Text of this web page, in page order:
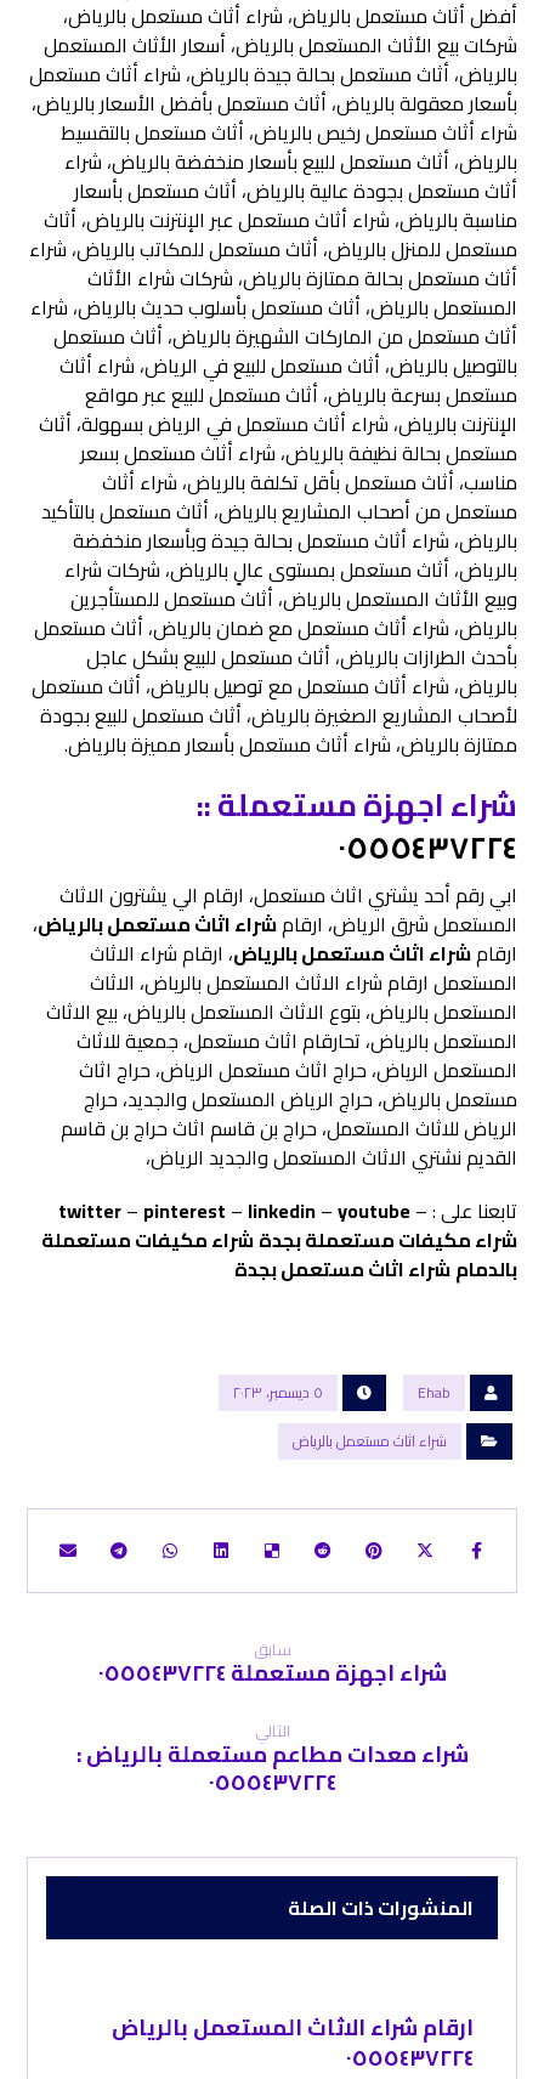
أفضل أثاث مستعمل بالرياض، شراء أثاث مستعمل بالرياض،
شركات بيع الأثاث المستعمل بالرياض، أسعار الأثاث المستعمل
بالرياض، أثاث مستعمل بحالة جيدة بالرياض، شراء أثاث مستعمل
بأسعار معقولة بالرياض، أثاث مستعمل بأفضل الأسعار بالرياض،
شراء أثاث مستعمل رخيص بالرياض، أثاث مستعمل بالتقسيط
بالرياض، أثاث مستعمل للبيع بأسعار منخفضة بالرياض، شراء
أثاث مستعمل بجودة عالية بالرياض، أثاث مستعمل بأسعار
مناسبة بالرياض، شراء أثاث مستعمل عبر الإنترنت بالرياض، أثاث
مستعمل للمنزل بالرياض، أثاث مستعمل للمكاتب بالرياض، شراء
أثاث مستعمل بحالة ممتازة بالرياض، شركات شراء الأثاث
المستعمل بالرياض، أثاث مستعمل بأسلوب حديث بالرياض، شراء
أثاث مستعمل من الماركات الشهيرة بالرياض، أثاث مستعمل
بالتوصيل بالرياض، أثاث مستعمل للبيع في الرياض، شراء أثاث
مستعمل بسرعة بالرياض، أثاث مستعمل للبيع عبر مواقع
الإنترنت بالرياض، شراء أثاث مستعمل في الرياض بسهولة، أثاث
مستعمل بحالة نظيفة بالرياض، شراء أثاث مستعمل بسعر
مناسب، أثاث مستعمل بأقل تكلفة بالرياض، شراء أثاث
مستعمل من أصحاب المشاريع بالرياض، أثاث مستعمل بالتأكيد
بالرياض، شراء أثاث مستعمل بحالة جيدة وبأسعار منخفضة
بالرياض، أثاث مستعمل بمستوى عالٍ بالرياض، شركات شراء
وبيع الأثاث المستعمل بالرياض، أثاث مستعمل للمستأجرين
بالرياض، شراء أثاث مستعمل مع ضمان بالرياض، أثاث مستعمل
بأحدث الطرازات بالرياض، أثاث مستعمل للبيع بشكل عاجل
بالرياض، شراء أثاث مستعمل مع توصيل بالرياض، أثاث مستعمل
لأصحاب المشاريع الصغيرة بالرياض، أثاث مستعمل للبيع بجودة
ممتازة بالرياض، شراء أثاث مستعمل بأسعار مميزة بالرياض.
شراء اجهزة مستعملة ::
٠٥٥٥٤٣٧٢٢٤
ابي رقم أحد یشتري اثاث مستعمل، ارقام الي يشترون الاثاث
المستعمل شرق الرياض، ارقامشراء اثاث مستعمل بالرياض،
ارقامشراء اثاث مستعمل بالریاض، ارقام شراء الاثاث
المستعمل ارقام شراء الاثاث المستعمل بالریاض، الاثاث
المستعمل بالرياض، بتوع الاثاث المستعمل بالرياض، بيع الاثاث
المستعمل بالرياض، تحارقام اثاث مستعمل، جمعیة للاثاث
المستعمل الریاض، حراج اثاث مستعمل الرياض، حراج اثاث
مستعمل بالرياض، حراج الرياض المستعمل والجديد، حراج
الرياض للاثاث المستعمل، حراج بن قاسم اثاث حراج بن قاسم
القديم نشتري الاثاث المستعمل والجديد الرياض،
تابعنا على : –
twitter– pinterest – linkedin–youtube
شراء مكيفات مستعملة بجدةشراء مكيفات مستعملة
بالدمامشراء اثاث مستعمل بجدة
Ehab
٥ ديسمبر، ٢٠٢٣
شراء اثاث مستعمل بالرياض
سابق
شراء اجهزة مستعملة ٠٥٥٥٤٣٧٢٢٤
التالي
شراء معدات مطاعم مستعملة بالرياض :
٠٥٥٥٤٣٧٢٢٤
المنشورات ذات الصلة
ارقام شراء الاثاث المستعمل بالرياض
٠٥٥٥٤٣٧٢٢٤